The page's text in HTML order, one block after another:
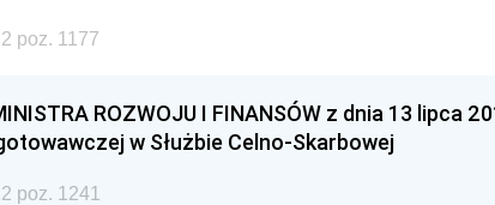
poz. 1177
ROZWOJU I FINANSÓW z dnia 13 lipca
w Służbie Celno-Skarbowej
poz. 1241